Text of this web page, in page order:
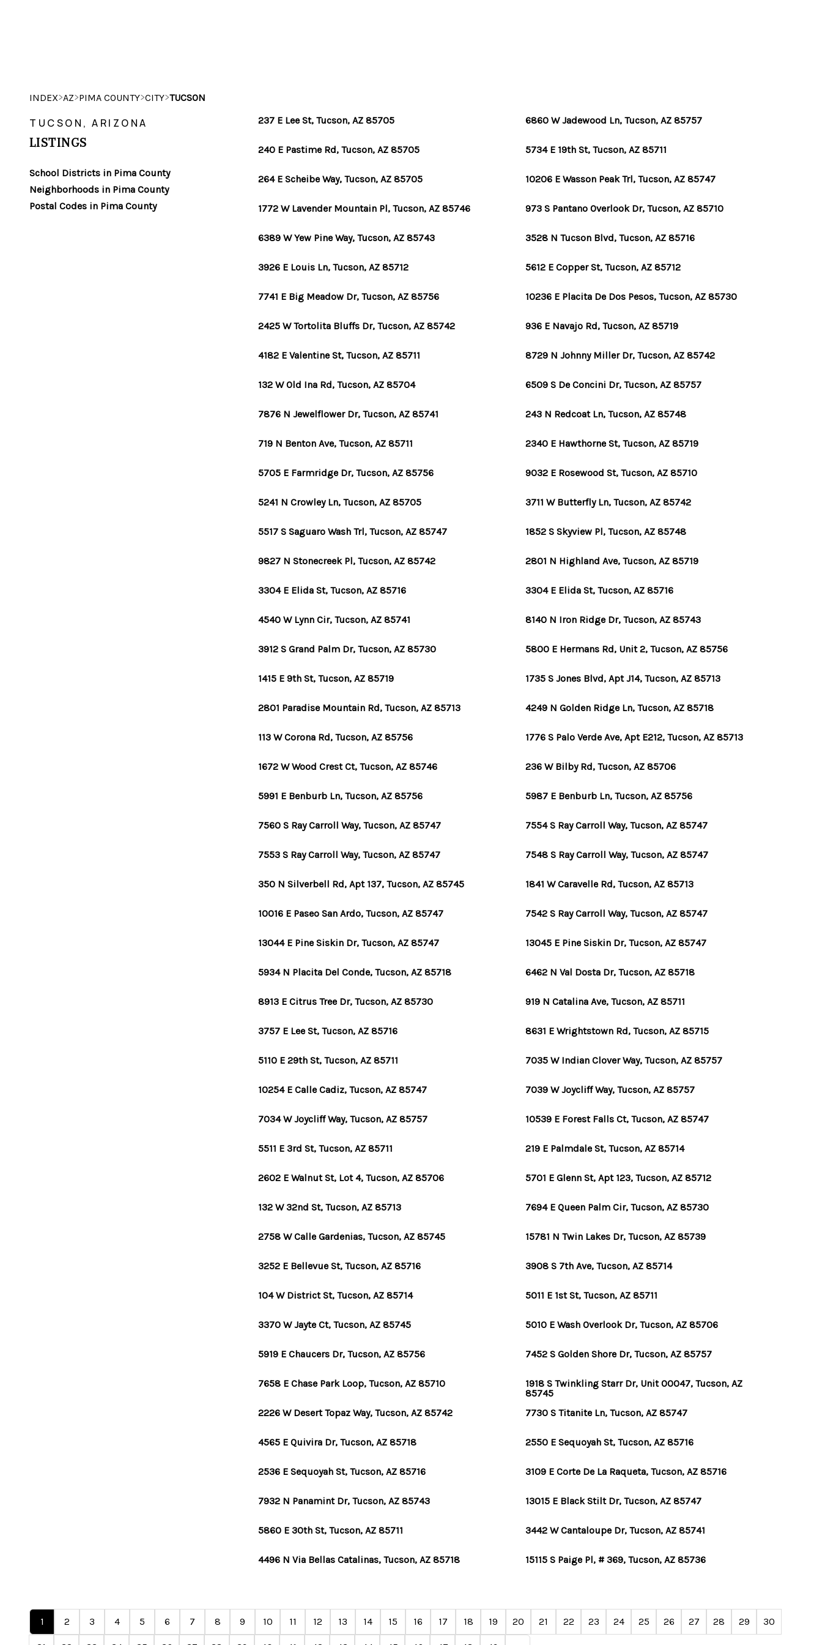
SEARCH LISTINGS
POPULAR SEARCHES
BUYING
HOME VALUE
CAREERS
BUY AND SELL SAFE
CONNECT
INDEX>AZ>PIMA COUNTY>CITY>TUCSON
TUCSON, ARIZONA
LISTINGS
School Districts in Pima County
Neighborhoods in Pima County
Postal Codes in Pima County
237 E Lee St, Tucson, AZ 85705 6860 W Jadewood Ln, Tucson, AZ 85757
240 E Pastime Rd, Tucson, AZ 85705 5734 E 19th St, Tucson, AZ 85711
264 E Scheibe Way, Tucson, AZ 85705 10206 E Wasson Peak Trl, Tucson, AZ 85747
1772 W Lavender Mountain Pl, Tucson, AZ 85746 973 S Pantano Overlook Dr, Tucson, AZ 85710
6389 W Yew Pine Way, Tucson, AZ 85743 3528 N Tucson Blvd, Tucson, AZ 85716
3926 E Louis Ln, Tucson, AZ 85712 5612 E Copper St, Tucson, AZ 85712
7741 E Big Meadow Dr, Tucson, AZ 85756 10236 E Placita De Dos Pesos, Tucson, AZ 85730
2425 W Tortolita Bluffs Dr, Tucson, AZ 85742 936 E Navajo Rd, Tucson, AZ 85719
4182 E Valentine St, Tucson, AZ 85711 8729 N Johnny Miller Dr, Tucson, AZ 85742
132 W Old Ina Rd, Tucson, AZ 85704 6509 S De Concini Dr, Tucson, AZ 85757
7876 N Jewelflower Dr, Tucson, AZ 85741 243 N Redcoat Ln, Tucson, AZ 85748
719 N Benton Ave, Tucson, AZ 85711 2340 E Hawthorne St, Tucson, AZ 85719
5705 E Farmridge Dr, Tucson, AZ 85756 9032 E Rosewood St, Tucson, AZ 85710
5241 N Crowley Ln, Tucson, AZ 85705 3711 W Butterfly Ln, Tucson, AZ 85742
5517 S Saguaro Wash Trl, Tucson, AZ 85747 1852 S Skyview Pl, Tucson, AZ 85748
9827 N Stonecreek Pl, Tucson, AZ 85742 2801 N Highland Ave, Tucson, AZ 85719
3304 E Elida St, Tucson, AZ 85716 3304 E Elida St, Tucson, AZ 85716
4540 W Lynn Cir, Tucson, AZ 85741 8140 N Iron Ridge Dr, Tucson, AZ 85743
3912 S Grand Palm Dr, Tucson, AZ 85730 5800 E Hermans Rd, Unit 2, Tucson, AZ 85756
1415 E 9th St, Tucson, AZ 85719 1735 S Jones Blvd, Apt J14, Tucson, AZ 85713
2801 Paradise Mountain Rd, Tucson, AZ 85713 4249 N Golden Ridge Ln, Tucson, AZ 85718
113 W Corona Rd, Tucson, AZ 85756 1776 S Palo Verde Ave, Apt E212, Tucson, AZ 85713
1672 W Wood Crest Ct, Tucson, AZ 85746 236 W Bilby Rd, Tucson, AZ 85706
5991 E Benburb Ln, Tucson, AZ 85756 5987 E Benburb Ln, Tucson, AZ 85756
7560 S Ray Carroll Way, Tucson, AZ 85747 7554 S Ray Carroll Way, Tucson, AZ 85747
7553 S Ray Carroll Way, Tucson, AZ 85747 7548 S Ray Carroll Way, Tucson, AZ 85747
350 N Silverbell Rd, Apt 137, Tucson, AZ 85745 1841 W Caravelle Rd, Tucson, AZ 85713
10016 E Paseo San Ardo, Tucson, AZ 85747 7542 S Ray Carroll Way, Tucson, AZ 85747
13044 E Pine Siskin Dr, Tucson, AZ 85747 13045 E Pine Siskin Dr, Tucson, AZ 85747
5934 N Placita Del Conde, Tucson, AZ 85718 6462 N Val Dosta Dr, Tucson, AZ 85718
8913 E Citrus Tree Dr, Tucson, AZ 85730 919 N Catalina Ave, Tucson, AZ 85711
3757 E Lee St, Tucson, AZ 85716 8631 E Wrightstown Rd, Tucson, AZ 85715
5110 E 29th St, Tucson, AZ 85711 7035 W Indian Clover Way, Tucson, AZ 85757
10254 E Calle Cadiz, Tucson, AZ 85747 7039 W Joycliff Way, Tucson, AZ 85757
7034 W Joycliff Way, Tucson, AZ 85757 10539 E Forest Falls Ct, Tucson, AZ 85747
5511 E 3rd St, Tucson, AZ 85711 219 E Palmdale St, Tucson, AZ 85714
2602 E Walnut St, Lot 4, Tucson, AZ 85706 5701 E Glenn St, Apt 123, Tucson, AZ 85712
132 W 32nd St, Tucson, AZ 85713 7694 E Queen Palm Cir, Tucson, AZ 85730
2758 W Calle Gardenias, Tucson, AZ 85745 15781 N Twin Lakes Dr, Tucson, AZ 85739
3252 E Bellevue St, Tucson, AZ 85716 3908 S 7th Ave, Tucson, AZ 85714
104 W District St, Tucson, AZ 85714 5011 E 1st St, Tucson, AZ 85711
3370 W Jayte Ct, Tucson, AZ 85745 5010 E Wash Overlook Dr, Tucson, AZ 85706
5919 E Chaucers Dr, Tucson, AZ 85756 7452 S Golden Shore Dr, Tucson, AZ 85757
7658 E Chase Park Loop, Tucson, AZ 85710
1918 S Twinkling Starr Dr, Unit 00047, Tucson, AZ
85745
2226 W Desert Topaz Way, Tucson, AZ 85742
7730 S Titanite Ln, Tucson, AZ 85747
4565 E Quivira Dr, Tucson, AZ 85718 2550 E Sequoyah St, Tucson, AZ 85716
2536 E Sequoyah St, Tucson, AZ 85716 3109 E Corte De La Raqueta, Tucson, AZ 85716
7932 N Panamint Dr, Tucson, AZ 85743 13015 E Black Stilt Dr, Tucson, AZ 85747
5860 E 30th St, Tucson, AZ 85711 3442 W Cantaloupe Dr, Tucson, AZ 85741
4496 N Via Bellas Catalinas, Tucson, AZ 85718 15115 S Paige Pl, # 369, Tucson, AZ 85736
1 2 3 4 5 6 7 8 9 10 11 12 13 14 15 16 17 18 19 20 21 22 23 24 25 26 27 28 29 30